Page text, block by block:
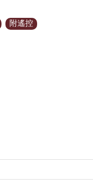
附遙控